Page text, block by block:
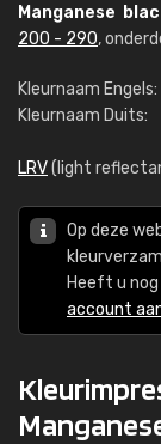
Manganese
200 - 290,
Kleurnaam Engels:
Kleurnaam Duits:
LRV(light
Op deze
Heeft u
account